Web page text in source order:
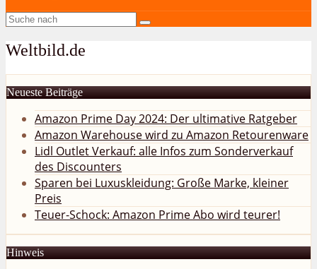
Weltbild.de
Neueste Beiträge
Amazon Prime Day 2024: Der ultimative Ratgeber
Amazon Warehouse wird zu Amazon Retourenware
Lidl Outlet Verkauf: alle Infos zum Sonderverkauf
des Discounters
Sparen bei Luxuskleidung: Große Marke, kleiner
Preis
Teuer-Schock: Amazon Prime Abo wird teurer!
Hinweis